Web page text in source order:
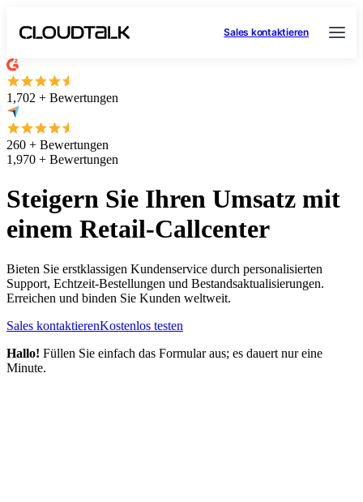
Sales kontaktieren
1,702 + Bewertungen
260 + Bewertungen
1,970 + Bewertungen
Steigern Sie Ihren Umsatz mit
einem Retail-Callcenter
Bieten Sie erstklassigen Kundenservice durch personalisierten
Support, Echtzeit-Bestellungen und Bestandsaktualisierungen.
Erreichen und binden Sie Kunden weltweit.
Sales kontaktierenKostenlos testen
Hallo! Füllen Sie einfach das Formular aus; es dauert nur eine
Minute.